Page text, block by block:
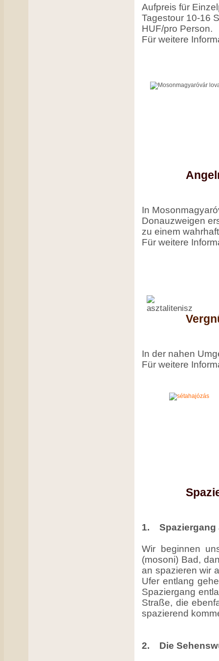
Aufpreis für
Tagestour 10-16
HUF/pro Person.
Für weitere
In
Donauzweigen
zu einem
Für weitere
In der nahen
Für weitere
1. Spaziergang
Wir beginnen
(mosoni) Bad,
an spazieren wir
Ufer entlang
Spaziergang
Straße, die
spazierend
2. Die